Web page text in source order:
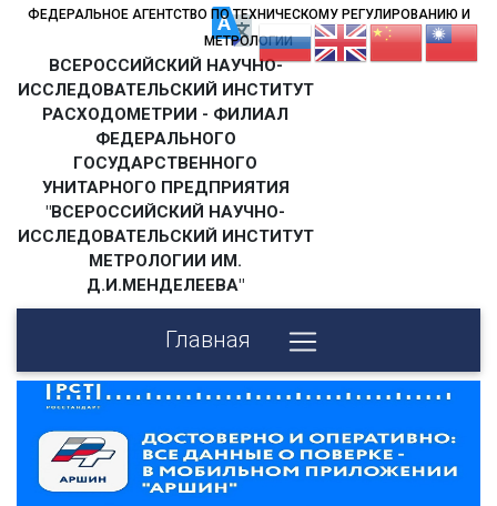
ФЕДЕРАЛЬНОЕ АГЕНТСТВО ПО ТЕХНИЧЕСКОМУ РЕГУЛИРОВАНИЮ И
МЕТРОЛОГИИ
ВСЕРОССИЙСКИЙ НАУЧНО-
ИССЛЕДОВАТЕЛЬСКИЙ ИНСТИТУТ
РАСХОДОМЕТРИИ - ФИЛИАЛ
ФЕДЕРАЛЬНОГО
ГОСУДАРСТВЕННОГО
УНИТАРНОГО ПРЕДПРИЯТИЯ
"ВСЕРОССИЙСКИЙ НАУЧНО-
ИССЛЕДОВАТЕЛЬСКИЙ ИНСТИТУТ
МЕТРОЛОГИИ ИМ.
Д.И.МЕНДЕЛЕЕВА"
Главная